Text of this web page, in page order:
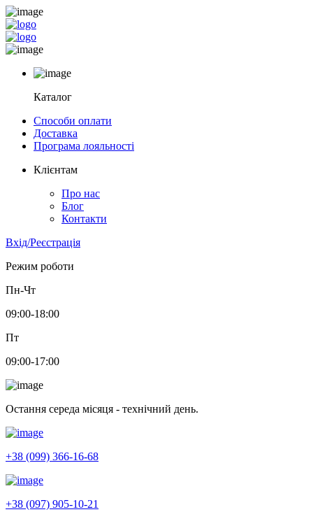
Каталог
Способи оплати
Доставка
Програма лояльності
Клієнтам
Про нас
Блог
Контакти
Вхід/Реєстрація
Режим роботи
Пн-Чт
09:00-18:00
Пт
09:00-17:00
Остання середа місяця - технічний день.
+38 (099) 366-16-68
+38 (097) 905-10-21